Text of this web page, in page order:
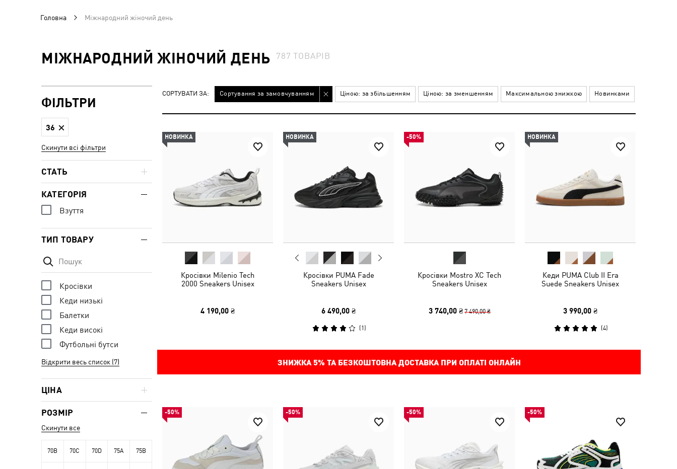
Головна Міжнародний жіночий день
МІЖНАРОДНИЙ ЖІНОЧИЙ ДЕНЬ 787ТОВАРІВ
СОРТУВАТИ ЗА: Сортування за замовчуванням Ціною: за збільшенням Ціною: за зменшенням Максимальною знижкою Новинками
НОВИНКА
Кросівки Milenio Tech
2000 Sneakers Unisex
4 190,00 ₴
НОВИНКА
Кросівки PUMA Fade
Sneakers Unisex
6 490,00 ₴
(1 )
-50%
Кросівки Mostro XC Tech
Sneakers Unisex
3 740,00 ₴ 7 490,00 ₴
НОВИНКА
Кеди PUMA Club II Era
Suede Sneakers Unisex
3 990,00 ₴
(4)
ЗНИЖКА 5% ТА БЕЗКОШТОВНА ДОСТАВКА ПРИ ОПЛАТІ ОНЛАЙН
-50% -50% -50% -50%
ФІЛЬТРИ
36
Скинути всі фільтри
СТАТЬ
КАТЕГОРІЯ
Взуття
ТИП ТОВАРУ
Кросівки
Кеди низькі
Балетки
Кеди високі
Футбольні бутси
Відкрити весь список (7)
ЦІНА
РОЗМІР
Скинути все
70B 70C 70D 75A 75B